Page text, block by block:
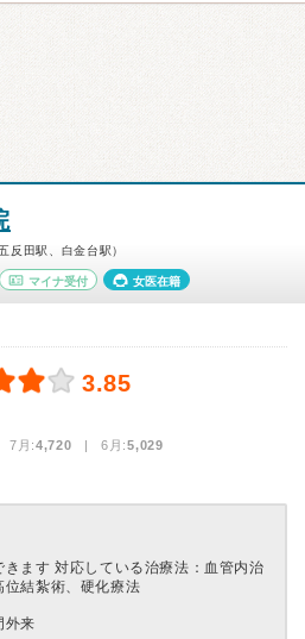
反田駅、白金台駅）
マイナ受付 女医在籍
3.85
7月:4,720 | 6月:5,029
ます 対応している治療法：血管内治
位結紮術、硬化療法
外来